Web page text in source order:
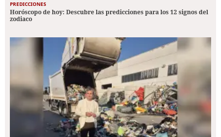
PREDICCIONES
Horóscopo de hoy: Descubre las predicciones para los 12 signos del
zodiaco